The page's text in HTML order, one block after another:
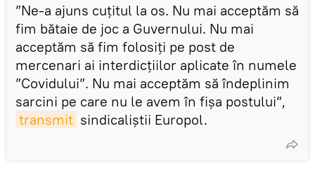
”Ne-a ajuns cuțitul la os. Nu mai acceptăm să
fim bătaie de joc a Guvernului. Nu mai
acceptăm să fim folosiți pe post de
mercenari ai interdicțiilor aplicate în numele
”Covidului”. Nu mai acceptăm să îndeplinim
sarcini pe care nu le avem în fișa postului”,
transmit sindicaliștii Europol.